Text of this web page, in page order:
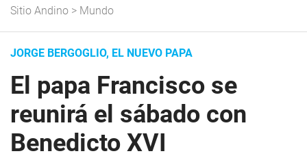
Sitio Andino > Mundo
JORGE BERGOGLIO, EL NUEVO PAPA
El papa Francisco se
reunirá el sábado con
Benedicto XVI